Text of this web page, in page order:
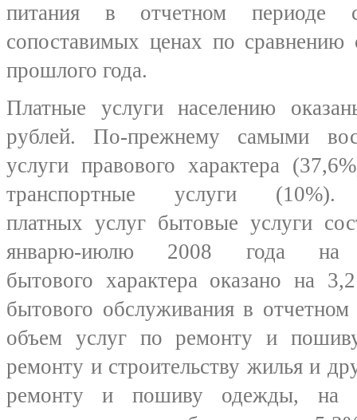
питания в отчетном периоде
сопоставимых ценах по
прошлого года.
Платные услуги населению
рублей. По-прежнему самыми
услуги правового характера
транспортные услуги
платных услуг бытовые услуги
январю-июлю 2008 года
бытового характера оказано на
бытового обслуживания в
объем услуг по ремонту и
ремонту и строительству жилья и
ремонту и пошиву одежды,